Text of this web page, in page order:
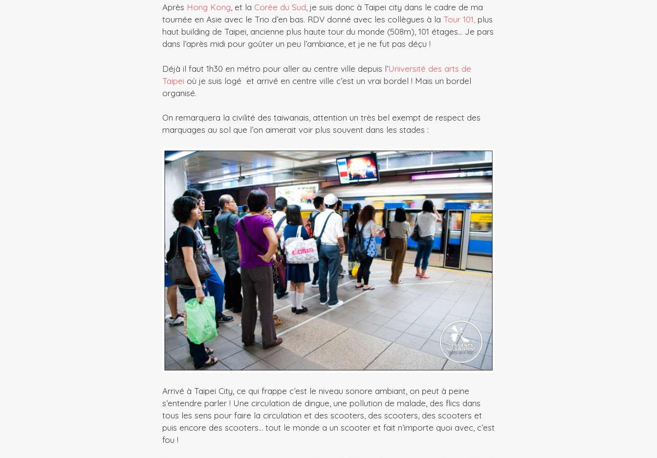
Après Hong Kong, et la Corée du Sud, je suis donc à Taipei city dans le cadre de ma
tournée en Asie avec le Trio d’en bas. RDV donné avec les collègues à la Tour 101, plus
haut building de Taipei, ancienne plus haute tour du monde (508m), 101 étages… Je pars
dans l’après midi pour goûter un peu l’ambiance, et je ne fut pas déçu !
Déjà il faut 1h30 en métro pour aller au centre ville depuis l’Université des arts de
Taipei où je suis logé et arrivé en centre ville c’est un vrai bordel ! Mais un bordel
organisé.
On remarquera la civilité des taiwanais, attention un très bel exempt de respect des
marquages au sol que l’on aimerait voir plus souvent dans les stades :
Arrivé à Taipei City, ce qui frappe c’est le niveau sonore ambiant, on peut à peine
s’entendre parler ! Une circulation de dingue, une pollution de malade, des flics dans
tous les sens pour faire la circulation et des scooters, des scooters, des scooters et
puis encore des scooters… tout le monde a un scooter et fait n’importe quoi avec, c’est
fou !